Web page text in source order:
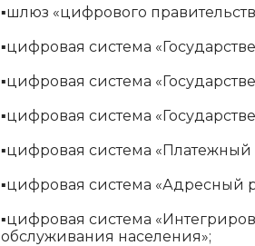
▪️шлюз «цифрового
▪️цифровая система
▪️цифровая система
▪️цифровая система
▪️цифровая система «Платежный
▪️цифровая система «Адресный
▪️цифровая система
обслуживания населения»;